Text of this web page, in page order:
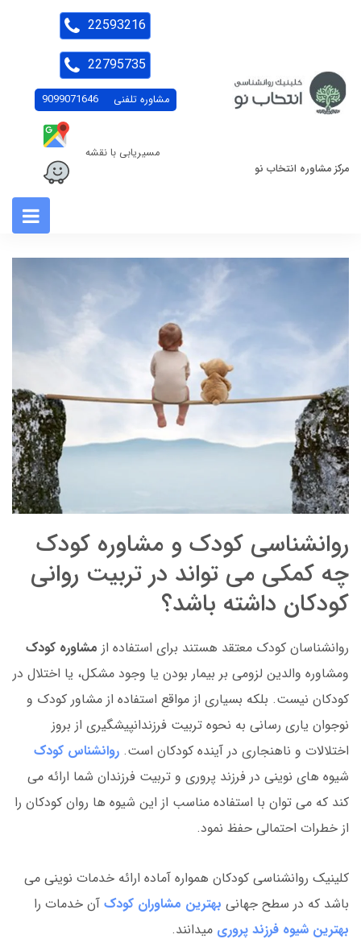
مرکز مشاوره انتخاب نو
مشاوره تلفنی 9099071646
مسیریابی با نقشه
22593216
22795735
روانشناسی کودک و مشاوره کودک
چه کمکی می تواند در تربیت روانی
کودکان داشته باشد؟
روانشناسان کودک معتقد هستند برای استفاده از مشاوره کودک
ومشاوره والدین لزومی بر بیمار بودن یا وجود مشکل، یا اختلال در
کودکان نیست. بلکه بسیاری از مواقع استفاده از مشاور کودک و
نوجوان یاری رسانی به نحوه تربیت فرزندانپیشگیری از بروز
اختلالات و ناهنجاری در آینده کودکان است. روانشناس کودک
شیوه های نوینی در فرزند پروری و تربیت فرزندان شما ارائه می
کند که می توان با استفاده مناسب از این شیوه ها روان کودکان را
از خطرات احتمالی حفظ نمود.
کلینیک روانشناسی کودکان همواره آماده ارائه خدمات نوینی می
باشد که در سطح جهانی بهترین مشاوران کودک آن خدمات را
بهترین شیوه فرزند پروری میدانند.